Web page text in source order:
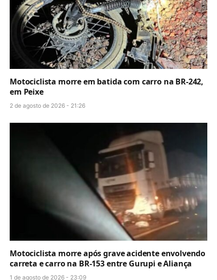
Motociclista morre em batida com carro na BR-242,
em Peixe
2 de agosto de 2026 - 21:26
Motociclista morre após grave acidente envolvendo
carreta e carro na BR-153 entre Gurupi e Aliança
1 de agosto de 2026 - 23:09